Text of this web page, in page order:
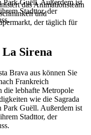
Park Guëll. Außerdem ist
Stadttor, der
das Animationsteam
und
der täglich für
La Sirena
Brava aus können Sie
Frankreich
die lebhafte Metropole
wie die Sagrada
Park Guëll. Außerdem ist
Stadttor, der